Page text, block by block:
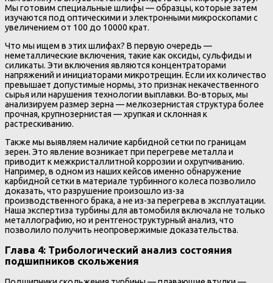
Мы готовим специальные шлифы — образцы, которые затем
изучаются под оптическими и электронными микроскопами с
увеличением от 100 до 10000 крат.
Что мы ищем в этих шлифах? В первую очередь —
неметаллические включения, такие как оксиды, сульфиды и
силикаты. Эти включения являются концентраторами
напряжений и инициаторами микротрещин. Если их количество
превышает допустимые нормы, это признак некачественного
сырья или нарушения технологии выплавки. Во-вторых, мы
анализируем размер зерна — мелкозернистая структура более
прочная, крупнозернистая — хрупкая и склонная к
растрескиванию.
Также мы выявляем наличие карбидной сетки по границам
зерен. Это явление возникает при перегреве металла и
приводит к межкристаллитной коррозии и охрупчиванию.
Например, в одном из наших кейсов именно обнаружение
карбидной сетки в материале турбинного колеса позволило
доказать, что разрушение произошло из-за
производственного брака, а не из-за перегрева в эксплуатации.
Наша экспертиза турбины для автомобиля включала не только
металлографию, но и рентгеноструктурный анализ, что
позволило получить неопровержимые доказательства.
Глава 4: Трибологический анализ состояния
подшипников скольжения